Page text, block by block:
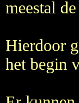
meestal
Hierdoor
het begin